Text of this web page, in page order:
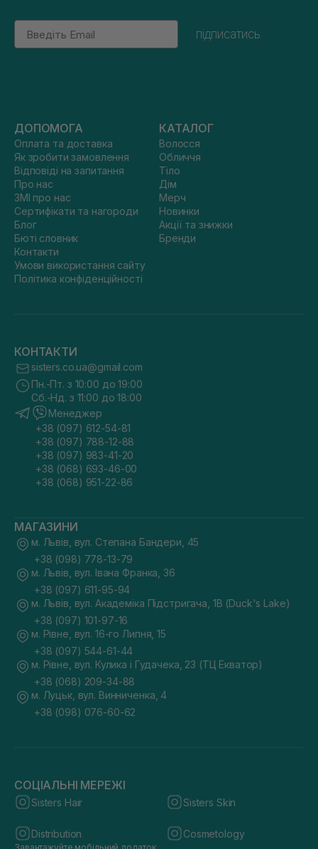
Email
підписатись
ДОПОМОГА
Оплата та доставка
Як зробити замовлення
Відповіді на запитання
Про нас
ЗМІ про нас
Сертифікати та нагороди
Блог
Бюті словник
Контакти
Умови використання сайту
Політика конфіденційності
КАТАЛОГ
Волосся
Обличчя
Тіло
Дім
Мерч
Новинки
Акції та знижки
Бренди
КОНТАКТИ
sisters.co.ua@gmail.com
Пн.-Пт. з 10:00 до 19:00
Сб.-Нд. з 11:00 до 18:00
Менеджер
+38 (097) 612-54-81
+38 (097) 788-12-88
+38 (097) 983-41-20
+38 (068) 693-46-00
+38 (068) 951-22-86
МАГАЗИНИ
м. Львів, вул. Степана Бандери, 45
+38 (098) 778-13-79
м. Львів, вул. Івана Франка, 36
+38 (097) 611-95-94
м. Львів, вул. Академіка Підстригача, 1В (Duck's Lake)
+38 (097) 101-97-16
м. Рівне, вул. 16-го Липня, 15
+38 (097) 544-61-44
м. Рівне, вул. Кулика і Гудачека, 23 (ТЦ Екватор)
+38 (068) 209-34-88
м. Луцьк, вул. Винниченка, 4
+38 (098) 076-60-62
СОЦІАЛЬНІ МЕРЕЖІ
Sisters Hair Sisters Skin
Distribution Cosmetology